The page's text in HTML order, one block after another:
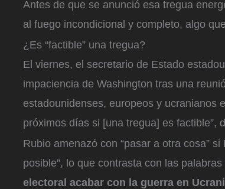
Antes de que se anunció esa tregua
al fuego incondicional y completo, algo
¿Es “factible” una tregua?
El viernes, el secretario de Estado
impaciencia de Washington tras una
estadounidenses, europeos y ucranianos
próximos días si [una tregua] es factible”,
Rubio amenazó con “pasar a otra cosa”
posible”, lo que contrasta con las palabras
electoral acabar con la guerra en